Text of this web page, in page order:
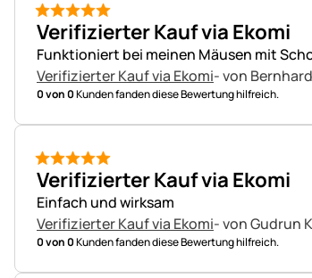
5 von 5
Verifizierter Kauf via Ekomi
Funktioniert bei meinen Mäusen mit
Verifizierter Kauf via Ekomi- von
0 von 0Kunden fanden diese Bewertung hilfreich.
5 von 5
Verifizierter Kauf via Ekomi
Einfach und wirksam
Verifizierter Kauf via Ekomi- von Gudrun
0 von 0Kunden fanden diese Bewertung hilfreich.